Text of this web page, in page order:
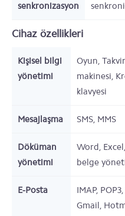
senkronizasyon
Cihaz özellikleri
Kişisel bilgi
yönetimi
Oyun,
makinesi,
klavyesi
Mesajlaşma SMS, MMS
Döküman
yönetimi
Word,
belge
E-Posta
IMAP,
Gmail,